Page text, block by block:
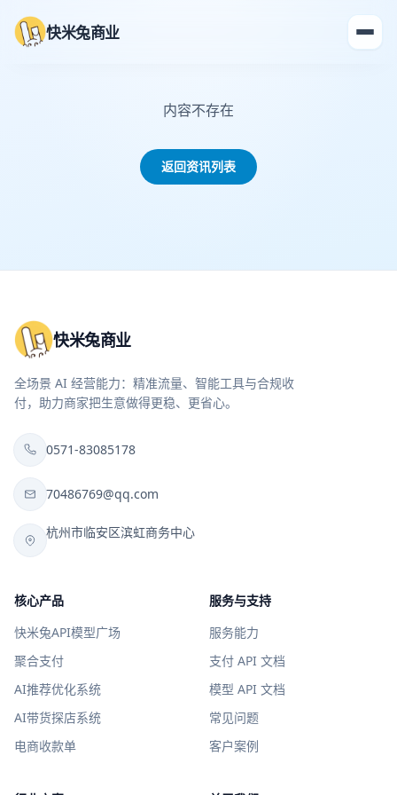
快米兔商业
内容不存在
返回资讯列表
快米兔商业
全场景 AI 经营能力：精准流量、智能工具与合规收
付，助力商家把生意做得更稳、更省心。
0571-83085178
70486769@qq.com
杭州市临安区滨虹商务中心
核心产品
快米兔API模型广场
聚合支付
AI推荐优化系统
AI带货探店系统
电商收款单
服务与支持
服务能力
支付 API 文档
模型 API 文档
常见问题
客户案例